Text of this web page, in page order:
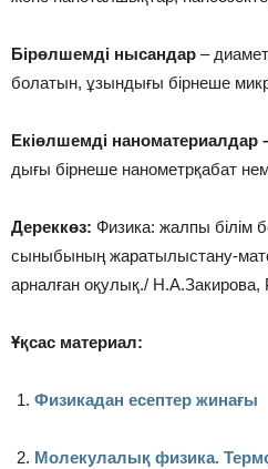
Бірөл­шем­ді нысандар –
бо­ла­тын, ұзын­ды­ғы бірнеше
Екіөл­шем­ді наноматериалдар
ды­ғы бір­не­ше на­но­ме­тр­қа­бат
Дереккөз: Физика: жалпы білім
сыныбының жаратылыстану-
арналған оқулық./ Н.А.Закирова,
Ұқсас материал:
Физикадан есептер жинағы
Молекулалық физика.